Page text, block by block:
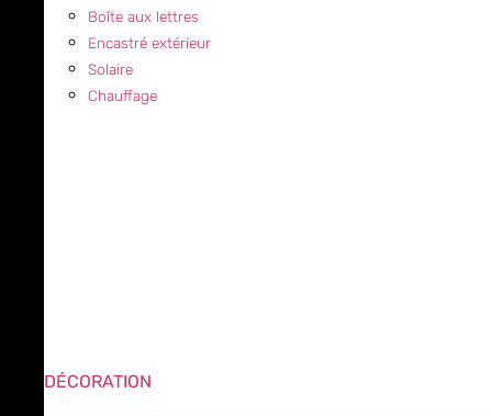
Boîte aux lettres
Encastré extérieur
Solaire
Chauffage
DÉCORATION